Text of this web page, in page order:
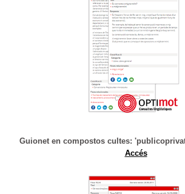
Guionet en compostos cultes:
Accés